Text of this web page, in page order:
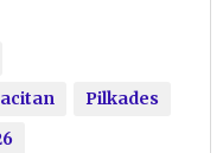
Pilkades